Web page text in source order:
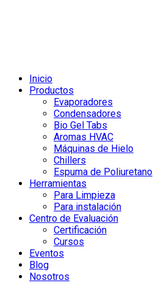
Inicio
Productos
Evaporadores
Condensadores
Bio Gel Tabs
Aromas HVAC
Máquinas de Hielo
Chillers
Espuma de Poliuretano
Herramientas
Para Limpieza
Para instalación
Centro de Evaluación
Certificación
Cursos
Eventos
Blog
Nosotros